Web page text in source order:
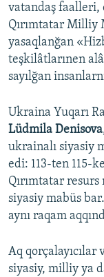
vatandaş
Qırımtatar Milliy
yasaqlanğan
teşkilâtlarınen
sayılğan
Ukraina Yuqarı
Lüdmila Denisova
ukrainalı siyasiy
edi: 113-ten 115-
Qırımtatar
siyasiy mabüs bar.
aynı raqam
Aq
siyasiy, milliy ya